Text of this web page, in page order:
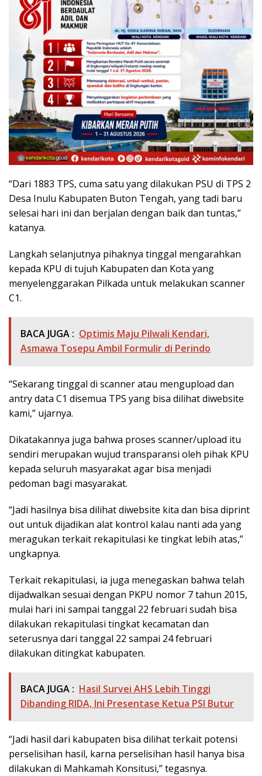
“Dari 1883 TPS, cuma satu yang dilakukan PSU di TPS 2
Desa Inulu Kabupaten Buton Tengah, yang tadi baru
selesai hari ini dan berjalan dengan baik dan tuntas,”
katanya.
Langkah selanjutnya pihaknya tinggal mengarahkan
kepada KPU di tujuh Kabupaten dan Kota yang
menyelenggarakan Pilkada untuk melakukan scanner
C1.
BACA JUGA : Optimis Maju Pilwali Kendari,
Asmawa Tosepu Ambil Formulir di Perindo
“Sekarang tinggal di scanner atau mengupload dan
antry data C1 disemua TPS yang bisa dilihat diwebsite
kami,” ujarnya.
Dikatakannya juga bahwa proses scanner/upload itu
sendiri merupakan wujud transparansi oleh pihak KPU
kepada seluruh masyarakat agar bisa menjadi
pedoman bagi masyarakat.
“Jadi hasilnya bisa dilihat diwebsite kita dan bisa diprint
out untuk dijadikan alat kontrol kalau nanti ada yang
meragukan terkait rekapitulasi ke tingkat lebih atas,”
ungkapnya.
Terkait rekapitulasi, ia juga menegaskan bahwa telah
dijadwalkan sesuai dengan PKPU nomor 7 tahun 2015,
mulai hari ini sampai tanggal 22 februari sudah bisa
dilakukan rekapitulasi tingkat kecamatan dan
seterusnya dari tanggal 22 sampai 24 februari
dilakukan ditingkat kabupaten.
BACA JUGA : Hasil Survei AHS Lebih Tinggi
Dibanding RIDA, Ini Presentase Ketua PSI Butur
“Jadi hasil dari kabupaten bisa dilihat terkait potensi
perselisihan hasil, karna perselisihan hasil hanya bisa
dilakukan di Mahkamah Konsitusi,” tegasnya.